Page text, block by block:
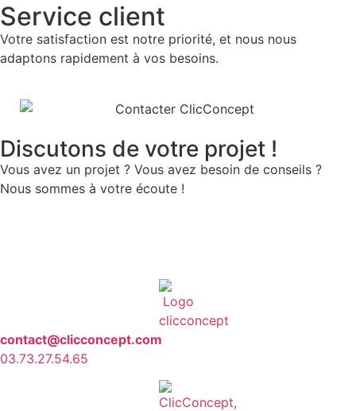
Service client
Votre satisfaction est notre priorité, et nous nous
adaptons rapidement à vos besoins.
Discutons de votre projet !
Vous avez un projet ? Vous avez besoin de conseils ?
Nous sommes à votre écoute !
contact@clicconcept.com
03.73.27.54.65